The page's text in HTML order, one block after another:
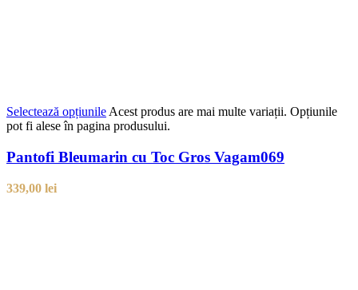
Selectează opțiunileAcest produs are mai multe variații. Opțiunile
pot fi alese în pagina produsului.
Pantofi Bleumarin cu Toc Gros Vagam069
339,00 lei